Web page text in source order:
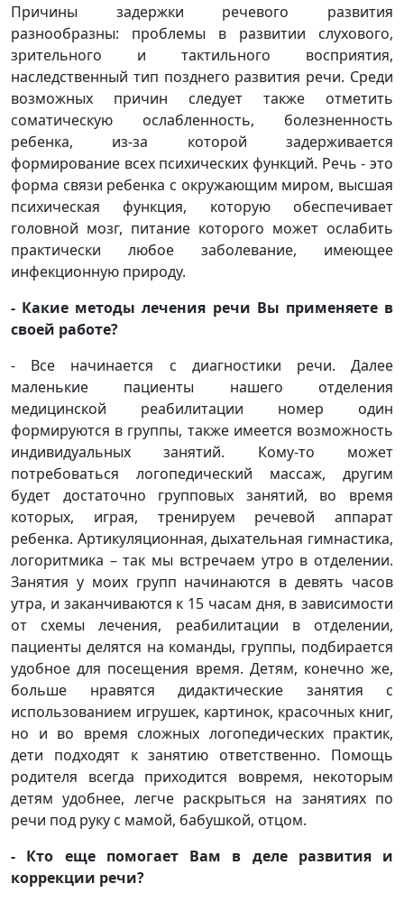
Причины задержки речевого развития
разнообразны: проблемы в развитии слухового,
зрительного и тактильного восприятия,
наследственный тип позднего развития речи. Среди
возможных причин следует также отметить
соматическую ослабленность, болезненность
ребенка, из-за которой задерживается
формирование всех психических функций. Речь - это
форма связи ребенка с окружающим миром, высшая
психическая функция, которую обеспечивает
головной мозг, питание которого может ослабить
практически любое заболевание, имеющее
инфекционную природу.
- Какие методы лечения речи Вы применяете в
своей работе?
- Все начинается с диагностики речи. Далее
маленькие пациенты нашего отделения
медицинской реабилитации номер один
формируются в группы, также имеется возможность
индивидуальных занятий. Кому-то может
потребоваться логопедический массаж, другим
будет достаточно групповых занятий, во время
которых, играя, тренируем речевой аппарат
ребенка. Артикуляционная, дыхательная гимнастика,
логоритмика – так мы встречаем утро в отделении.
Занятия у моих групп начинаются в девять часов
утра, и заканчиваются к 15 часам дня, в зависимости
от схемы лечения, реабилитации в отделении,
пациенты делятся на команды, группы, подбирается
удобное для посещения время. Детям, конечно же,
больше нравятся дидактические занятия с
использованием игрушек, картинок, красочных книг,
но и во время сложных логопедических практик,
дети подходят к занятию ответственно. Помощь
родителя всегда приходится вовремя, некоторым
детям удобнее, легче раскрыться на занятиях по
речи под руку с мамой, бабушкой, отцом.
- Кто еще помогает Вам в деле развития и
коррекции речи?